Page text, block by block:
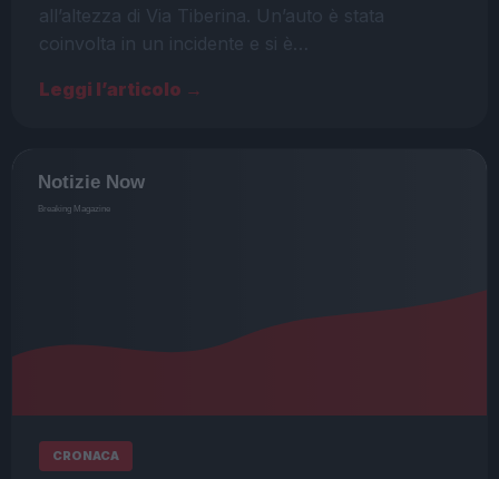
all’altezza di Via Tiberina. Un’auto è stata
coinvolta in un incidente e si è…
Leggi l’articolo →
CRONACA